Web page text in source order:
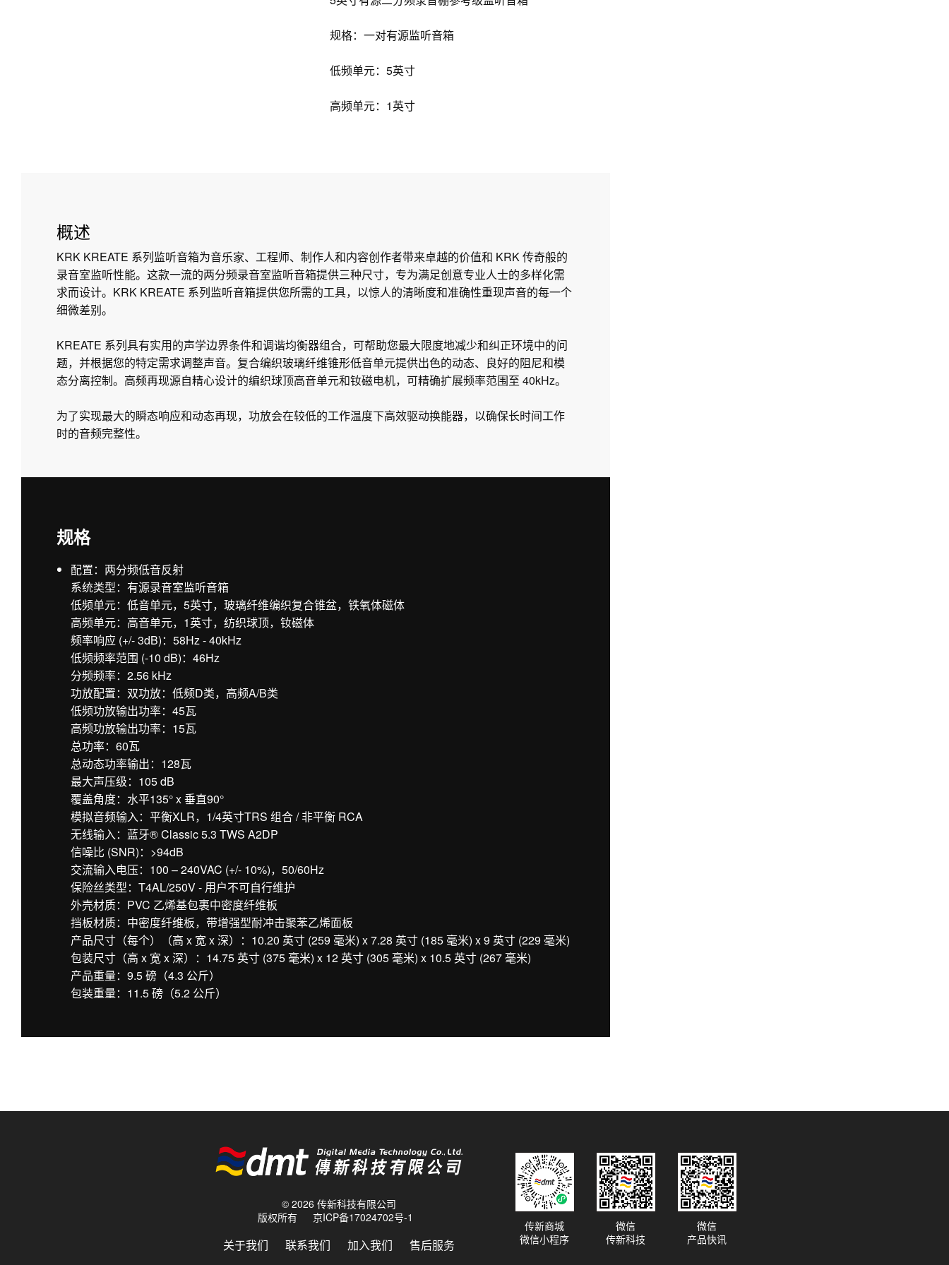
规格：一对有源监听音箱
低频单元：5英寸
高频单元：1英寸
概述
KRK KREATE 系列监听音箱为音乐家、工程师、制作人和内容创作者带来卓越的价值和 KRK 传奇般的
录音室监听性能。这款一流的两分频录音室监听音箱提供三种尺寸，专为满足创意专业人士的多样化需
求而设计。KRK KREATE 系列监听音箱提供您所需的工具，以惊人的清晰度和准确性重现声音的每一个
细微差别。
KREATE 系列具有实用的声学边界条件和调谐均衡器组合，可帮助您最大限度地减少和纠正环境中的问
题，并根据您的特定需求调整声音。复合编织玻璃纤维锥形低音单元提供出色的动态、良好的阻尼和模
态分离控制。高频再现源自精心设计的编织球顶高音单元和钕磁电机，可精确扩展频率范围至 40kHz。
为了实现最大的瞬态响应和动态再现，功放会在较低的工作温度下高效驱动换能器，以确保长时间工作
时的音频完整性。
规格
配置：两分频低音反射
系统类型：有源录音室监听音箱
低频单元：低音单元，5英寸，玻璃纤维编织复合锥盆，铁氧体磁体
高频单元：高音单元，1英寸，纺织球顶，钕磁体
频率响应 (+/- 3dB)：58Hz - 40kHz
低频频率范围 (-10 dB)：46Hz
分频频率：2.56 kHz
功放配置：双功放：低频D类，高频A/B类
低频功放输出功率：45瓦
高频功放输出功率：15瓦
总功率：60瓦
总动态功率输出：128瓦
最大声压级：105 dB
覆盖角度：水平135° x 垂直90°
模拟音频输入：平衡XLR，1/4英寸TRS 组合 / 非平衡 RCA
无线输入：蓝牙® Classic 5.3 TWS A2DP
信噪比 (SNR)：>94dB
交流输入电压：100 – 240VAC (+/- 10%)，50/60Hz
保险丝类型：T4AL/250V - 用户不可自行维护
外壳材质：PVC 乙烯基包裹中密度纤维板
挡板材质：中密度纤维板，带增强型耐冲击聚苯乙烯面板
产品尺寸（每个）（高 x 宽 x 深）：10.20 英寸 (259 毫米) x 7.28 英寸 (185 毫米) x 9 英寸 (229 毫米)
包装尺寸（高 x 宽 x 深）：14.75 英寸 (375 毫米) x 12 英寸 (305 毫米) x 10.5 英寸 (267 毫米)
产品重量：9.5 磅（4.3 公斤）
包装重量：11.5 磅（5.2 公斤）
© 2026 传新科技有限公司
版权所有
京ICP备17024702号-1
关于我们 联系我们 加入我们 售后服务
传新商城
微信小程序
微信
传新科技
微信
产品快讯